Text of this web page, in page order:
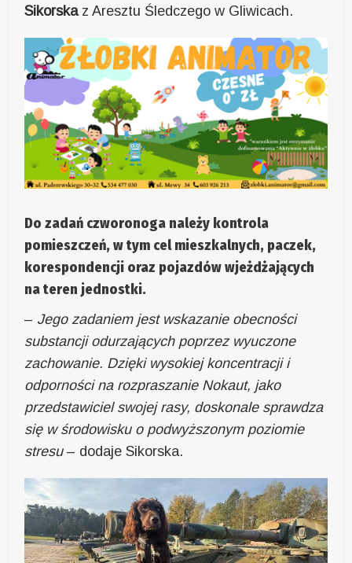
Sikorskaz Aresztu Śledczego w Gliwicach.
Do zadań czworonoga należy kontrola
pomieszczeń, w tym cel mieszkalnych, paczek,
korespondencji oraz pojazdów wjeżdżających
na teren jednostki.
– Jego zadaniem jest wskazanie obecności
substancji odurzających poprzez wyuczone
zachowanie. Dzięki wysokiej koncentracji i
odporności na rozpraszanie Nokaut, jako
przedstawiciel swojej rasy, doskonale sprawdza
się w środowisku o podwyższonym poziomie
stresu– dodaje Sikorska.